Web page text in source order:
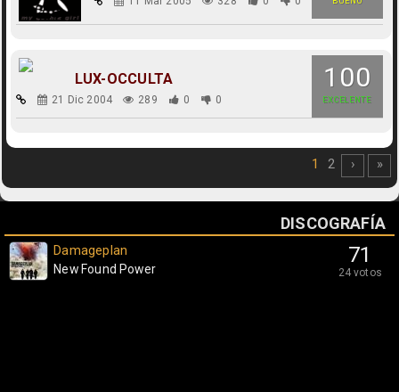
100
EXCELENTE
LUX-OCCULTA
21 Dic 2004 289 0 0
1 2 › »
DISCOGRAFÍA
71
24 votos
Damageplan
New Found Power